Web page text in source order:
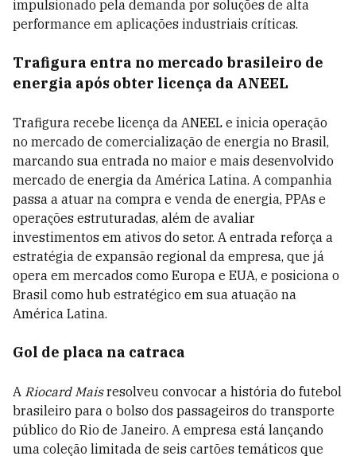
impulsionado pela demanda por soluções de alta
performance em aplicações industriais críticas.
Trafigura entra no mercado brasileiro de
energia após obter licença da ANEEL
Trafigura recebe licença da ANEEL e inicia operação
no mercado de comercialização de energia no Brasil,
marcando sua entrada no maior e mais desenvolvido
mercado de energia da América Latina. A companhia
passa a atuar na compra e venda de energia, PPAs e
operações estruturadas, além de avaliar
investimentos em ativos do setor. A entrada reforça a
estratégia de expansão regional da empresa, que já
opera em mercados como Europa e EUA, e posiciona o
Brasil como hub estratégico em sua atuação na
América Latina.
Gol de placa na catraca
A Riocard Maisresolveu convocar a história do futebol
brasileiro para o bolso dos passageiros do transporte
público do Rio de Janeiro. A empresa está lançando
uma coleção limitada de seis cartões temáticos que